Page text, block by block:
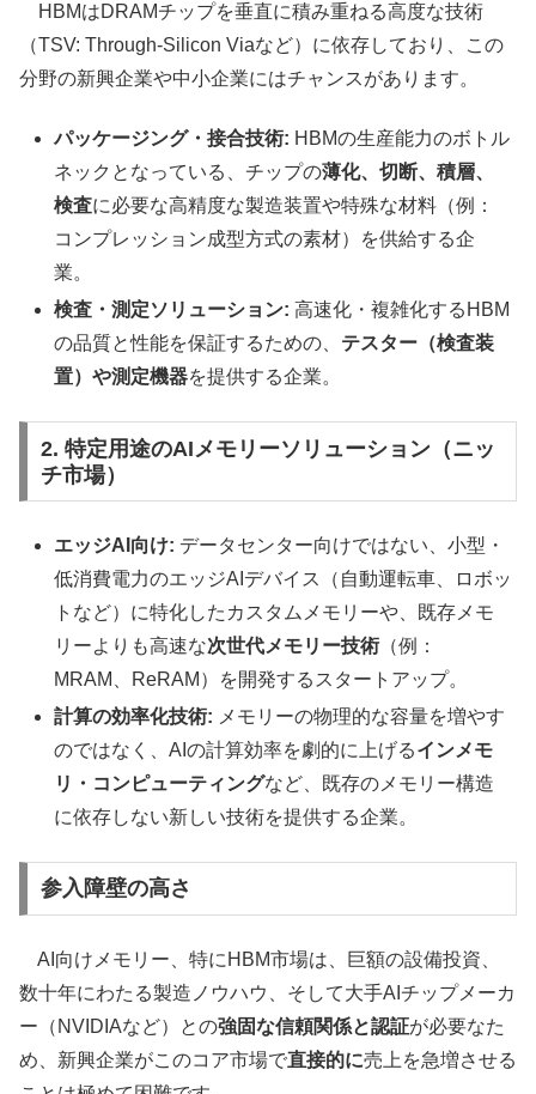
HBMはDRAMチップを垂直に積み重ねる高度な技術
（TSV: Through-Silicon Viaなど）に依存しており、この
分野の新興企業や中小企業にはチャンスがあります。
パッケージング・接合技術: HBMの生産能力のボトル
ネックとなっている、チップの薄化、切断、積層、
検査に必要な高精度な製造装置や特殊な材料（例：
コンプレッション成型方式の素材）を供給する企
業。
検査・測定ソリューション: 高速化・複雑化するHBM
の品質と性能を保証するための、 テスター（検査装
置）や測定機器を提供する企業。
2. 特定用途のAIメモリーソリューション（ニッ
チ市場）
エッジAI向け: データセンター向けではない、小型・
低消費電力のエッジAIデバイス（自動運転車、ロボッ
トなど）に特化したカスタムメモリーや、既存メモ
リーよりも高速な次世代メモリー技術 （例：
MRAM、ReRAM）を開発するスタートアップ。
計算の効率化技術: メモリーの物理的な容量を増やす
のではなく、AIの計算効率を劇的に上げるインメモ
リ・コンピューティングなど、既存のメモリー構造
に依存しない新しい技術を提供する企業。
参入障壁の高さ
AI向けメモリー、特にHBM市場は、巨額の設備投資、
数十年にわたる製造ノウハウ、そして大手AIチップメーカ
ー（NVIDIAなど）との強固な信頼関係と認証が必要なた
め、新興企業がこのコア市場で直接的に売上を急増させる